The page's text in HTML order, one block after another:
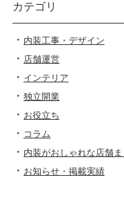
カテゴリ
内装工事・デザイン
店舗運営
インテリア
独立開業
お役立ち
コラム
内装がおしゃれな店舗ま
お知らせ・掲載実績